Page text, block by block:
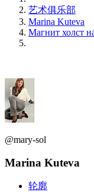
艺术俱乐部
Marina Kuteva
Магнит холст
@mary-sol
Marina Kuteva
轮廓